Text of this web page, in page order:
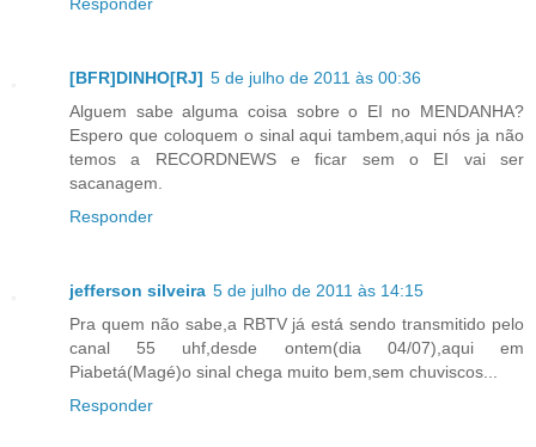
[BFR]DINHO[RJ] 5 de julho de 2011 às 00:36
Alguem sabe alguma coisa sobre o EI no MENDANHA?
Espero que coloquem o sinal aqui tambem,aqui nós ja não
temos a RECORDNEWS e ficar sem o EI vai ser
sacanagem.
Responder
jefferson silveira 5 de julho de 2011 às 14:15
Pra quem não sabe,a RBTV já está sendo transmitido pelo
canal 55 uhf,desde ontem(dia 04/07),aqui em
Piabetá(Magé)o sinal chega muito bem,sem chuviscos...
Responder